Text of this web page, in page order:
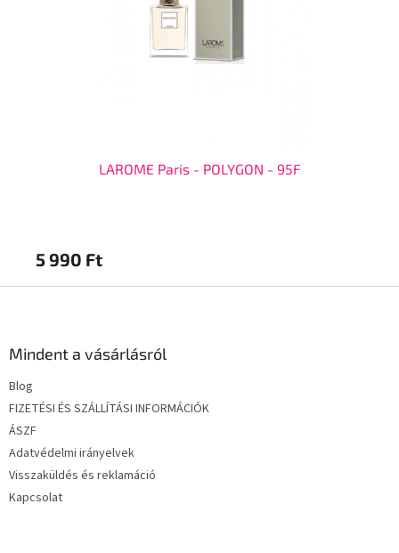
LAROME Paris - POLYGON - 95F
5 990 Ft
Mindent a vásárlásról
Blog
FIZETÉSI ÉS SZÁLLÍTÁSI INFORMÁCIÓK
ÁSZF
Adatvédelmi irányelvek
Visszaküldés és reklamáció
Kapcsolat